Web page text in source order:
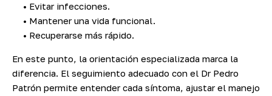
• Evitar infecciones.
• Mantener una vida funcional.
• Recuperarse más rápido.
En este punto, la orientación especializada marca la
diferencia. El seguimiento adecuado con el Dr Pedro
Patrón permite entender cada síntoma, ajustar el manejo